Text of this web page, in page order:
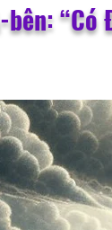
“Có